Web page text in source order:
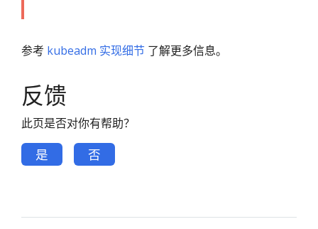
参考 kubeadm 实现细节 了解更多信息。
反馈
此页是否对你有帮助？
是 否